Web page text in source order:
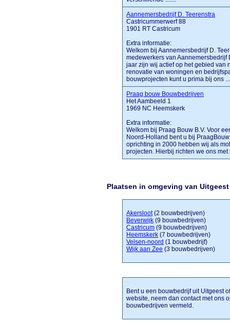
Aannemersbedrijf D. Teerenstra
Castricummerwerf 88
1901 RT Castricum
Extra informatie:
Welkom bij Aannemersbedrijf D.
medewerkers van Aannemersbedrijf
jaar zijn wij actief op het gebied van
renovatie van woningen en
bouwprojecten kunt u prima bij ons
Praag bouw Bouwbedrijven
Het Aambeeld 1
1969 NC Heemskerk
Extra informatie:
Welkom bij Praag Bouw B.V. Voor
Noord-Holland bent u bij
oprichting in 2000 hebben wij als
projecten. Hierbij richten we ons
Plaatsen in omgeving van Uitgeest
Akersloot(2 bouwbedrijven)
Beverwijk (9 bouwbedrijven)
Castricum (9 bouwbedrijven)
Heemskerk (7 bouwbedrijven)
Velsen-noord (1 bouwbedrijf)
Wijk aan Zee (3 bouwbedrijven)
Bent u een bouwbedrijf uit Uitgeest
website, neem dan contact met ons
bouwbedrijven vermeld.